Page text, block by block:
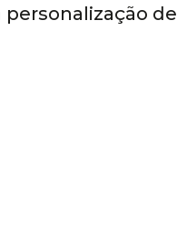
personalização de